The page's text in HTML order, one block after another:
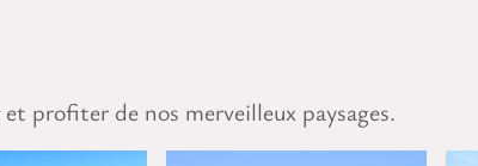
profiter de nos merveilleux paysages.